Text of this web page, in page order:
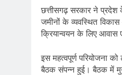
छत्तीसगढ़ सरकार ने प्रदेश
जमीनों के व्यवस्थित
क्रियान्वयन के लिए आवास
इस महत्वपूर्ण परियोजना
बैठक संपन्न हुई। बैठक में